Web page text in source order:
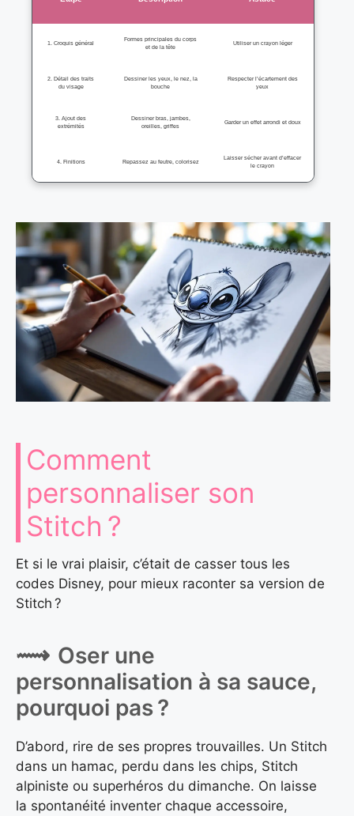
1. Croquis général
Formes principales du corps
et de la tête
Utiliser un crayon léger
2. Détail des traits
du visage
Dessiner les yeux, le nez, la
bouche
Respecter l’écartement des
yeux
3. Ajout des
extrémités
Dessiner bras, jambes,
oreilles, griffes
Garder un effet arrondi et doux
4. Finitions Repassez au feutre, colorisez
Laisser sécher avant d’effacer
le crayon
Comment
personnaliser son
Stitch ?
Et si le vrai plaisir, c’était de casser tous les
codes Disney, pour mieux raconter sa version de
Stitch ?
Oser une
personnalisation à sa sauce,
pourquoi pas ?
D’abord, rire de ses propres trouvailles. Un Stitch
dans un hamac, perdu dans les chips, Stitch
alpiniste ou superhéros du dimanche. On laisse
la spontanéité inventer chaque accessoire,